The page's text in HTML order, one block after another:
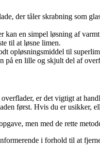
der tåler skrabning som
kan en simpel løsning af
til at løsne limen.
opløsningsmiddel til
på en lille og skjult del af
er det vigtigt at
først. Hvis du er usikker,
men med de rette
i forhold til at